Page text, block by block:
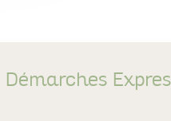
Démarches